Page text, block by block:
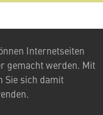
Internetseiten
gemacht werden. Mit
Sie sich damit